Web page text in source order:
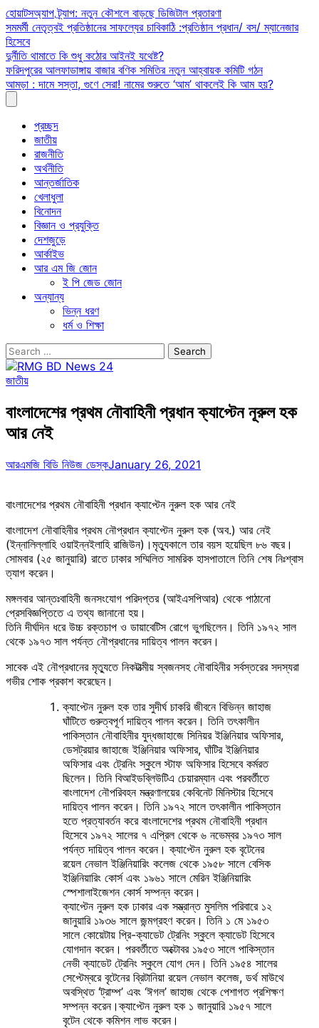
Skip
to
content
হোয়াটসঅ্যাপ ট্র্যাপ: নতুন কৌশলে বাড়ছে ডিজিটাল প্রতারণা
সমমর্মী নেতৃত্বই প্রতিষ্ঠানের সাফল্যের চাবিকাঠি :প্রতিষ্ঠান প্রধান/ বস/ ম্যানেজার
হিসেবে
দুর্নীতি থামাতে কি শুধু কঠোর আইনই যথেষ্ট?
ফরিদপুরের আলফাডাঙ্গায় বাজার বণিক সমিতির নতুন আহ্বায়ক কমিটি গঠন
আমড়া : দামে সস্তা, গুণে সেরা! নামের শুরুতে ‘আম’ থাকলেই কি আম হয়?
প্রচ্ছদ
জাতীয়
রাজনীতি
অর্থনীতি
আন্তর্জাতিক
খেলাধুলা
বিনোদন
বিজ্ঞান ও প্রযুক্তি
দেশজুড়ে
আর্কাইভ
আর এম জি জোন
ই পি জেড জোন
অন্যান্য
ভিন্ন ধরণ
ধর্ম ও শিক্ষা
Search
for:
জাতীয়
বাংলাদেশের প্রথম নৌবাহিনী প্রধান ক্যাপ্টেন নূরুল হক
আর নেই
আরএমজি বিডি নিউজ ডেস্কJanuary 26, 2021
বাংলাদেশের প্রথম নৌবাহিনী প্রধান ক্যাপ্টেন নুরুল হক আর নেই
বাংলাদেশ নৌবাহিনীর প্রথম নৌপ্রধান ক্যাপ্টেন নুরুল হক (অব.) আর নেই
(ইন্নালিল্লাহি ওয়াইন্নইলাহি রাজিউন)।মৃত্যুকালে তার বয়স হয়েছিল ৮৬ বছর।
সোমবার (২৫ জানুয়ারি) রাতে ঢাকার সম্মিলিত সামরিক হাসপাতালে তিনি শেষ নিঃশ্বাস
ত্যাগ করেন।
মঙ্গলবার আন্তঃবাহিনী জনসংযোগ পরিদপ্তর (আইএসপিআর) থেকে পাঠানো
প্রেসবিজ্ঞপ্তিতে এ তথ্য জানানো হয়।
তিনি দীর্ঘদিন ধরে উচ্চ রক্তচাপ ও ডায়াবেটিস রোগে ভুগছিলেন। তিনি ১৯৭২ সাল
থেকে ১৯৭৩ সাল পর্যন্ত নৌপ্রধানের দায়িত্ব পালন করেন।
সাবেক এই নৌপ্রধানের মৃত্যুতে নিকটাত্মীয় স্বজনসহ নৌবাহিনীর সর্বস্তরের সদস্যরা
গভীর শোক প্রকাশ করেছেন।
ক্যাপ্টেন নুরুল হক তার সুদীর্ঘ চাকরি জীবনে বিভিন্ন জাহাজ
ঘাঁটিতে গুরুত্বপূর্ণ দায়িত্ব পালন করেন। তিনি তৎকালীন
পাকিস্তান নৌবাহিনীর যুদ্ধজাহাজে সিনিয়র ইঞ্জিনিয়ার অফিসার,
ডেসট্রয়ার জাহাজে ইঞ্জিনিয়ার অফিসার, ঘাঁটির ইঞ্জিনিয়ার
অফিসার এবং ট্রেনিং স্কুলে স্টাফ অফিসার হিসেবে কর্মরত
ছিলেন। তিনি বিআইডব্লিউটিএ চেয়ারম্যান এবং পরবর্তীতে
বাংলাদেশ নৌপরিবহন মন্ত্রণালয়ের কেবিনেট মিনিস্টার হিসেবে
দায়িত্ব পালন করেন। তিনি ১৯৭২ সালে তৎকালীন পাকিস্তান
হতে প্রত্যাবর্তন করে বাংলাদেশের প্রথম নৌবাহিনী প্রধান
হিসেবে ১৯৭২ সালের ৭ এপ্রিল থেকে ৬ নভেম্বর ১৯৭৩ সাল
পর্যন্ত দায়িত্ব পালন করেন। ক্যাপ্টেন নুরুল হক বৃটেনের
রয়েল নেভাল ইঞ্জিনিয়ারিং কলেজ থেকে ১৯৫৮ সালে বেসিক
ইঞ্জিনিয়ারিং কোর্স এবং ১৯৬১ সালে মেরিন ইঞ্জিনিয়ারিং
স্পেশালাইজেশন কোর্স সম্পন্ন করেন।
ক্যাপ্টেন নুরুল হক ঢাকার এক সম্ভ্রান্ত মুসলিম পরিবারে ১২
জানুয়ারি ১৯৩৬ সালে জন্মগ্রহণ করেন। তিনি ১ মে ১৯৫৩
সালে কোয়েটায় প্রি-ক্যাডেট ট্রেনিং স্কুলে ক্যাডেট হিসেবে
যোগদান করেন। পরবর্তীতে অক্টোবর ১৯৫৩ সালে পাকিস্তান
নেভী ক্যাডেট ট্রেনিং স্কুলে যোগ দেন। তিনি ১৯৫৪ সালের
সেপ্টেম্বরে বৃটেনের ব্রিটানিয়া রয়েল নেভাল কলেজ, ডর্থ মাউথে
অবস্থিত ‘ট্রাম্প’ এবং ‘ঈগল’ জাহাজ থেকে পেশাগত প্রশিক্ষণ
সম্পন্ন করেন।ক্যাপ্টেন নুরুল হক ১ জানুয়ারি ১৯৫৭ সালে
বৃটেন থেকে কমিশন লাভ করেন।